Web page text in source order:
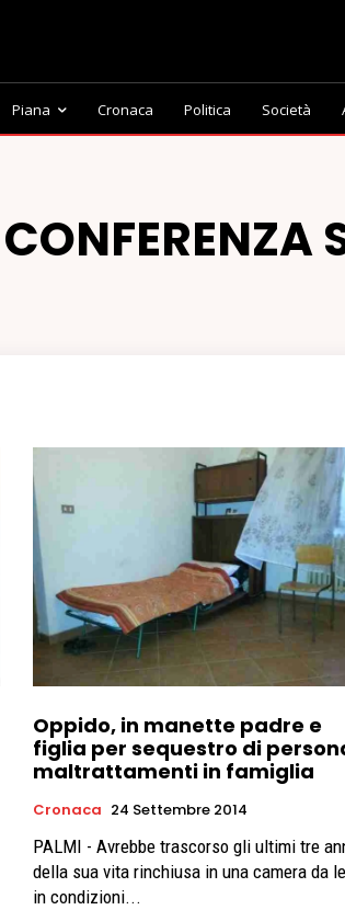
Piana Cronaca Politica Società
CONFERENZA
Oppido, in manette padre e
figlia per sequestro di
maltrattamenti in famiglia
Cronaca 24 Settembre 2014
PALMI - Avrebbe trascorso gli ultimi tre
della sua vita rinchiusa in una camera da
in condizioni...